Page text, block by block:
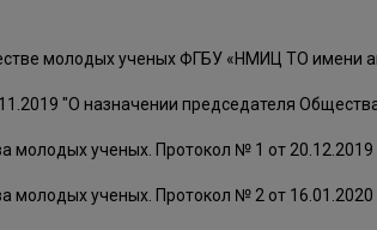
молодых ученых ФГБУ «НМИЦ ТО имени
"О назначении председателя
молодых ученых. Протокол № 1 от
молодых ученых. Протокол № 2 от